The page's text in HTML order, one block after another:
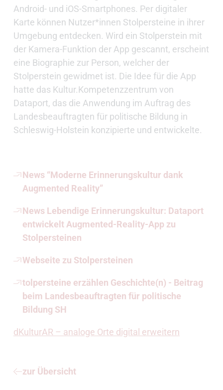
Android- und iOS-Smartphones. Per digitaler
Karte können Nutzer*innen Stolpersteine in ihrer
Umgebung entdecken. Wird ein Stolperstein mit
der Kamera-Funktion der App gescannt, erscheint
eine Biographie zur Person, welcher der
Stolperstein gewidmet ist. Die Idee für die App
hatte das Kultur.Kompetenzzentrum von
Dataport, das die Anwendung im Auftrag des
Landesbeauftragten für politische Bildung in
Schleswig-Holstein konzipierte und entwickelte.
News “Moderne Erinnerungskultur dank
Augmented Reality”
News Lebendige Erinnerungskultur: Dataport
entwickelt Augmented-Reality-App zu
Stolpersteinen
Webseite zu Stolpersteinen
tolpersteine erzählen Geschichte(n) - Beitrag
beim Landesbeauftragten für politische
Bildung SH
dKulturAR – analoge Orte digital erweitern
zur Übersicht